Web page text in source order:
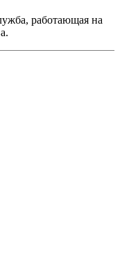
работающая на